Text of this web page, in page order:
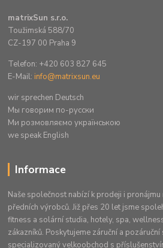
matrixSun s.r.o.
Toužimská 588/70
CZ-197 00 Praha 9
Telefon: +420 603 827 645
E-Mail: info@matrixsun.eu
wir sprechen Deutsch
Mы говорим по-русски
Ми розмовляємо українською
we speak English
Informace
Naše společnost nabízí k prodeji i
předních výrobců. Již přes 20 let jsme
fitness a solární studia, hotely, spa,
zákazníků. Poskytujeme záruční a
specializovaný velkoobchod s